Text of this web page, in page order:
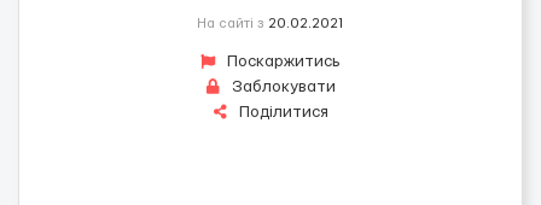
На сайті з 20.02.2021
Поскаржитись
Заблокувати
Поділитися